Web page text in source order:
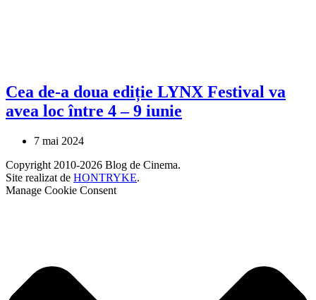
Cea de-a doua ediție LYNX Festival va
avea loc între 4 – 9 iunie
7 mai 2024
Copyright 2010-2026 Blog de Cinema.
Site realizat de HONTRYKE.
Manage Cookie Consent